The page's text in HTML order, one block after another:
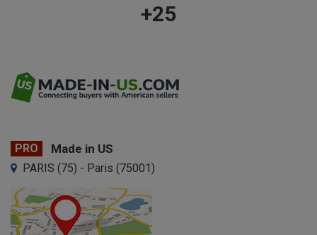
+25
PRO Made in US
PARIS (75) - Paris (75001)